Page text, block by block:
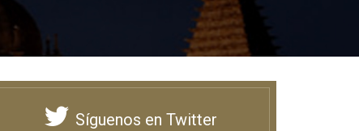
Síguenos en Twitter